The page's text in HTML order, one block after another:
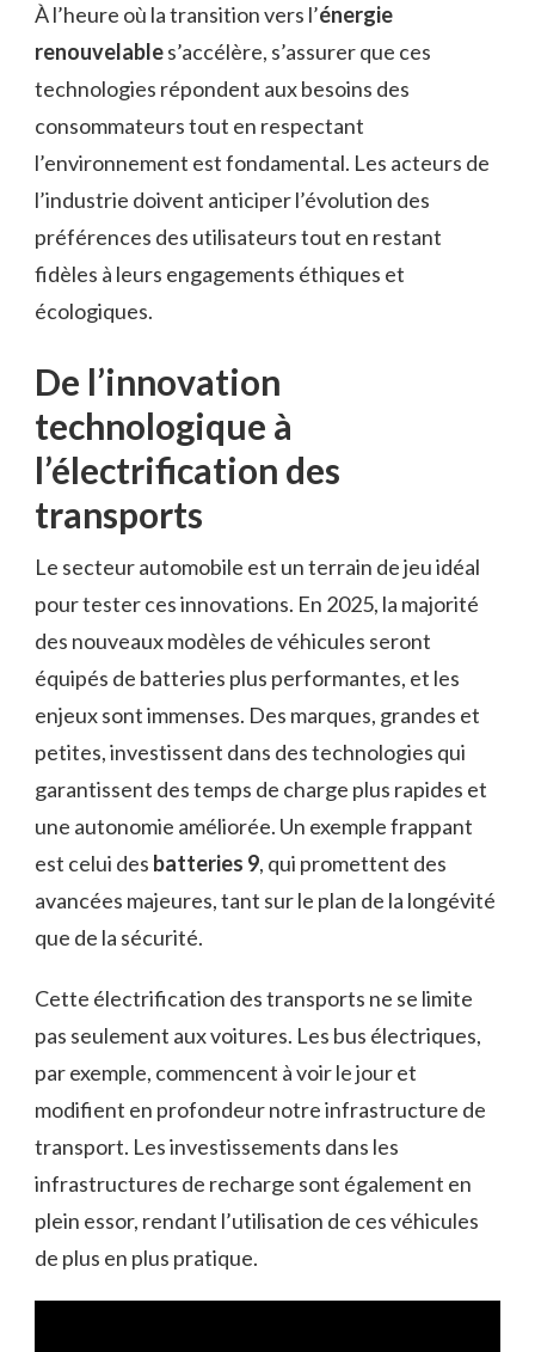
À l’heure où la transition vers l’énergie
renouvelables’accélère, s’assurer que ces
technologies répondent aux besoins des
consommateurs tout en respectant
l’environnement est fondamental. Les acteurs de
l’industrie doivent anticiper l’évolution des
préférences des utilisateurs tout en restant
fidèles à leurs engagements éthiques et
écologiques.
De l’innovation
technologique à
l’électrification des
transports
Le secteur automobile est un terrain de jeu idéal
pour tester ces innovations. En 2025, la majorité
des nouveaux modèles de véhicules seront
équipés de batteries plus performantes, et les
enjeux sont immenses. Des marques, grandes et
petites, investissent dans des technologies qui
garantissent des temps de charge plus rapides et
une autonomie améliorée. Un exemple frappant
est celui des batteries 9, qui promettent des
avancées majeures, tant sur le plan de la longévité
que de la sécurité.
Cette électrification des transports ne se limite
pas seulement aux voitures. Les bus électriques,
par exemple, commencent à voir le jour et
modifient en profondeur notre infrastructure de
transport. Les investissements dans les
infrastructures de recharge sont également en
plein essor, rendant l’utilisation de ces véhicules
de plus en plus pratique.